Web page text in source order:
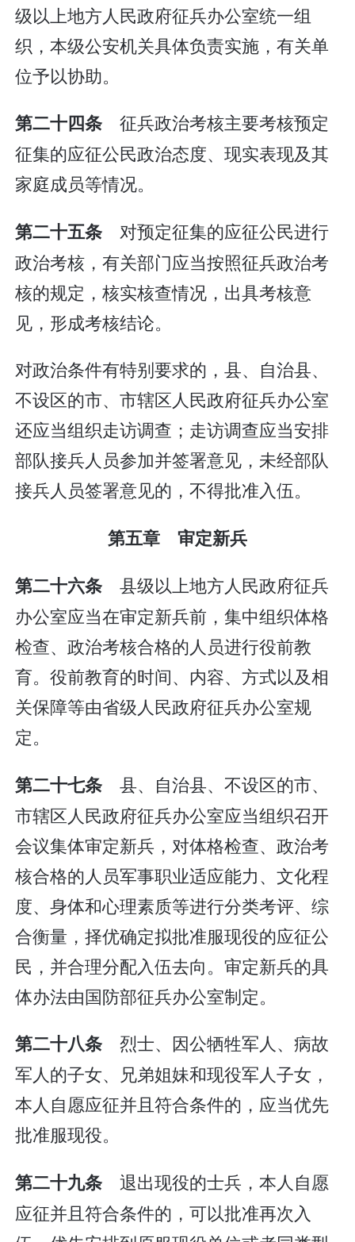
级以上地方人民政府征兵办公室统一组
织，本级公安机关具体负责实施，有关单
位予以协助。
第二十四条 征兵政治考核主要考核预定
征集的应征公民政治态度、现实表现及其
家庭成员等情况。
第二十五条 对预定征集的应征公民进行
政治考核，有关部门应当按照征兵政治考
核的规定，核实核查情况，出具考核意
见，形成考核结论。
对政治条件有特别要求的，县、自治县、
不设区的市、市辖区人民政府征兵办公室
还应当组织走访调查；走访调查应当安排
部队接兵人员参加并签署意见，未经部队
接兵人员签署意见的，不得批准入伍。
第五章 审定新兵
第二十六条 县级以上地方人民政府征兵
办公室应当在审定新兵前，集中组织体格
检查、政治考核合格的人员进行役前教
育。役前教育的时间、内容、方式以及相
关保障等由省级人民政府征兵办公室规
定。
第二十七条 县、自治县、不设区的市、
市辖区人民政府征兵办公室应当组织召开
会议集体审定新兵，对体格检查、政治考
核合格的人员军事职业适应能力、文化程
度、身体和心理素质等进行分类考评、综
合衡量，择优确定拟批准服现役的应征公
民，并合理分配入伍去向。审定新兵的具
体办法由国防部征兵办公室制定。
第二十八条 烈士、因公牺牲军人、病故
军人的子女、兄弟姐妹和现役军人子女，
本人自愿应征并且符合条件的，应当优先
批准服现役。
第二十九条 退出现役的士兵，本人自愿
应征并且符合条件的，可以批准再次入